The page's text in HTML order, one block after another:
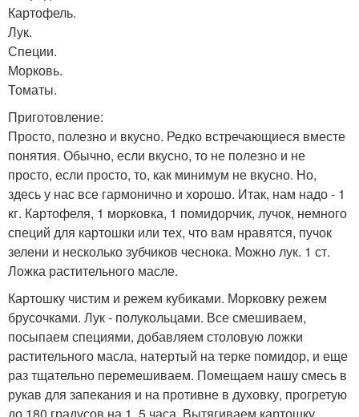
Картофель.
Лук.
Специи.
Морковь.
Томаты.
Приготовление:
Просто, полезно и вкусно. Редко встречающиеся вместе
понятия. Обычно, если вкусно, то не полезно и не
просто, если просто, то, как минимум не вкусно. Но,
здесь у нас все гармонично и хорошо. Итак, нам надо - 1
кг. Картофеля, 1 морковка, 1 помидорчик, лучок, немного
специй для картошки или тех, что вам нравятся, пучок
зелени и несколько зубчиков чеснока. Можно лук. 1 ст.
Ложка растительного масле.
Картошку чистим и режем кубиками. Морковку режем
брусочками. Лук - полукольцами. Все смешиваем,
посыпаем специями, добавляем столовую ложки
растительного масла, натертый на терке помидор, и еще
раз тщательно перемешиваем. Помещаем нашу смесь в
рукав для запекания и на противне в духовку, прогретую
до 180 градусов на 1, 5 часа. Вытягиваем картошку.